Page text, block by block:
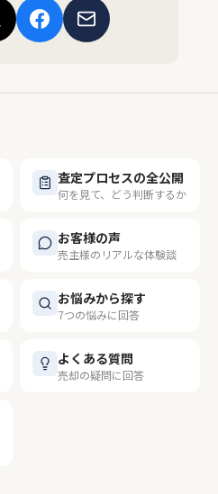
査定プロセスの全公開
何を見て、どう判断するか
お客様の声
売主様のリアルな体験談
お悩みから探す
7つの悩みに回答
よくある質問
売却の疑問に回答